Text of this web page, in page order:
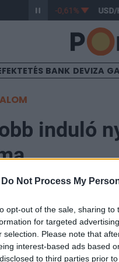
Do Not Process My
opt-out of the sale, sharing
for targeted
selection. Please note that
interest-based ads based
to third parties prior
363,17 -0,61% USD/
BANK DEVIZA
induló
az első
Alap